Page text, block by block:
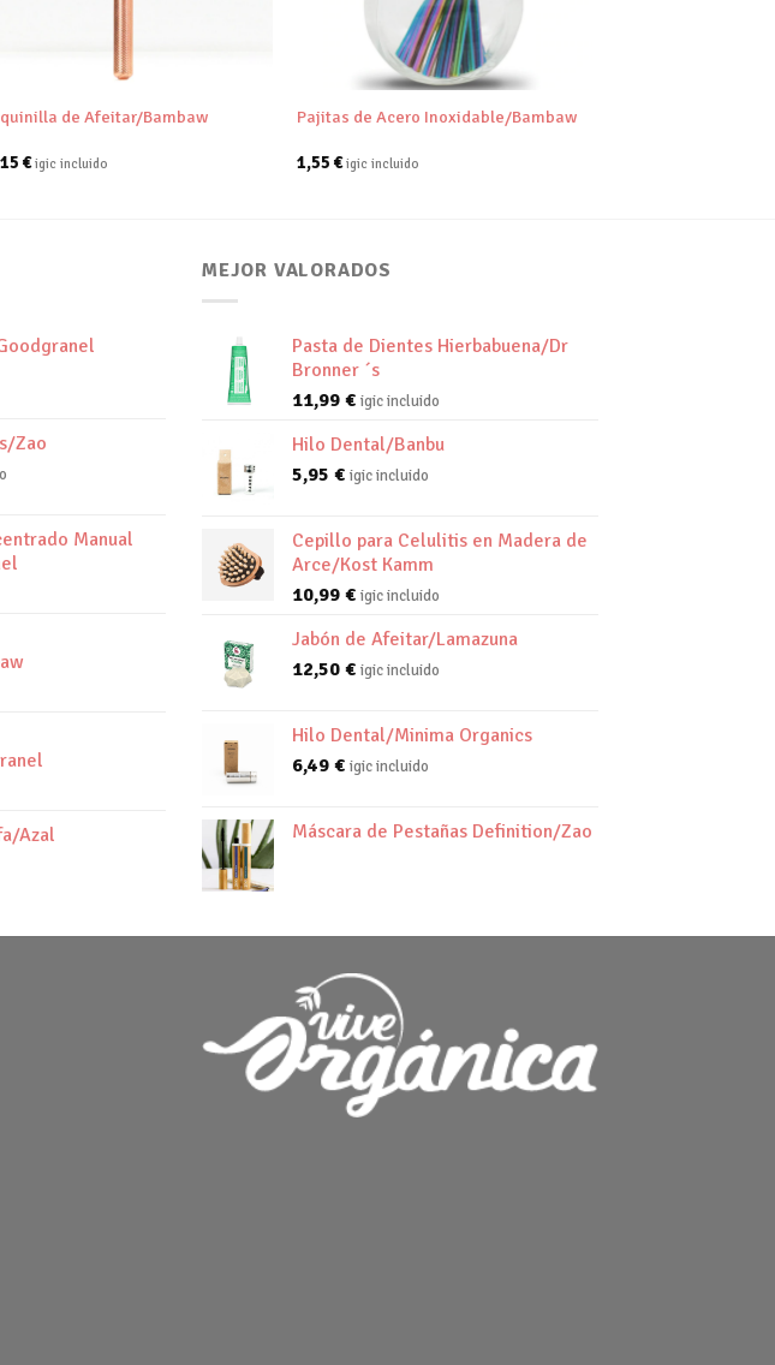
de Afeitar/Bambaw
€ igic incluido
Pajitas de Acero Inoxidable/Bambaw
1,55 € igic incluido
Zao
Manual
Azal
MEJOR VALORADOS
Pasta de Dientes Hierbabuena/Dr
Bronner ´s
11,99 € igic incluido
Hilo Dental/Banbu
5,95 € igic incluido
Cepillo para Celulitis en Madera de
Arce/Kost Kamm
10,99 € igic incluido
Jabón de Afeitar/Lamazuna
12,50 € igic incluido
Hilo Dental/Minima Organics
6,49 € igic incluido
Máscara de Pestañas Definition/Zao